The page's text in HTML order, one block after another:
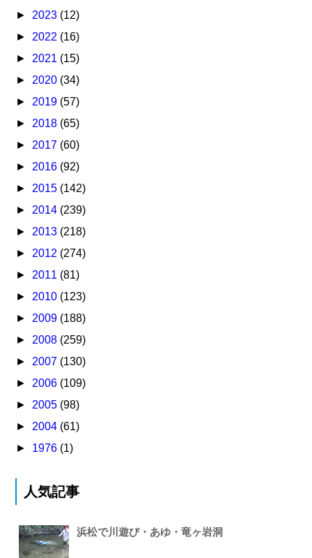
► 2023 (12)
► 2022 (16)
► 2021 (15)
► 2020 (34)
► 2019 (57)
► 2018 (65)
► 2017 (60)
► 2016 (92)
► 2015 (142)
► 2014 (239)
► 2013 (218)
► 2012 (274)
► 2011 (81)
► 2010 (123)
► 2009 (188)
► 2008 (259)
► 2007 (130)
► 2006 (109)
► 2005 (98)
► 2004 (61)
► 1976 (1)
人気記事
浜松で川遊び・あゆ・竜ヶ岩洞